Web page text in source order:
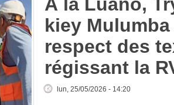
kiey
respect des
régissant la
lun, 25/05/2026 - 14:20